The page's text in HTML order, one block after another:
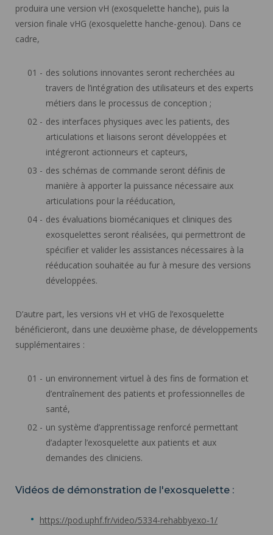
produira une version vH (exosquelette hanche), puis la
version finale vHG (exosquelette hanche-genou). Dans ce
cadre,
des solutions innovantes seront recherchées au
travers de l’intégration des utilisateurs et des experts
métiers dans le processus de conception ;
des interfaces physiques avec les patients, des
articulations et liaisons seront développées et
intégreront actionneurs et capteurs,
des schémas de commande seront définis de
manière à apporter la puissance nécessaire aux
articulations pour la rééducation,
des évaluations biomécaniques et cliniques des
exosquelettes seront réalisées, qui permettront de
spécifier et valider les assistances nécessaires à la
rééducation souhaitée au fur à mesure des versions
développées.
D’autre part, les versions vH et vHG de l’exosquelette
bénéficieront, dans une deuxième phase, de développements
supplémentaires :
un environnement virtuel à des fins de formation et
d’entraînement des patients et professionnelles de
santé,
un système d’apprentissage renforcé permettant
d’adapter l’exosquelette aux patients et aux
demandes des cliniciens.
Vidéos de démonstration de l'exosquelette :
https://pod.uphf.fr/video/5334-rehabbyexo-1/